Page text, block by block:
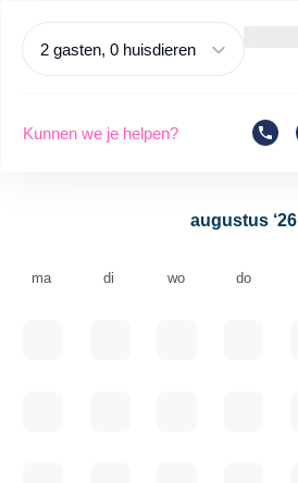
2 gasten, 0 huisdieren
Kunnen we je helpen?
augustus ‘26
ma di wo do